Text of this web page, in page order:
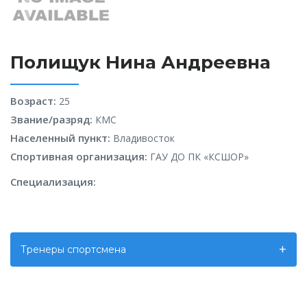
Полищук Нина Андреевна
Возраст: 25
Звание/разряд: КМС
Населенный пункт: Владивосток
Спортивная организация: ГАУ ДО ПК «КСШОР»
Специализация:
Тренеры спортсмена